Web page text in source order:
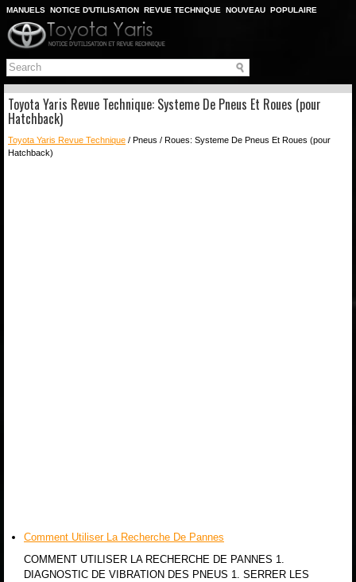
MANUELS NOTICE D'UTILISATION REVUE TECHNIQUE NOUVEAU POPULAIRE
PLAN DU SITE
CHERCHER
Toyota Yaris Revue Technique: Systeme De Pneus Et Roues (pour
Hatchback)
Toyota Yaris Revue Technique / Pneus / Roues: Systeme De Pneus Et Roues (pour
Hatchback)
Comment Utiliser La Recherche De Pannes
COMMENT UTILISER LA RECHERCHE DE PANNES 1.
DIAGNOSTIC DE VIBRATION DES PNEUS 1. SERRER LES